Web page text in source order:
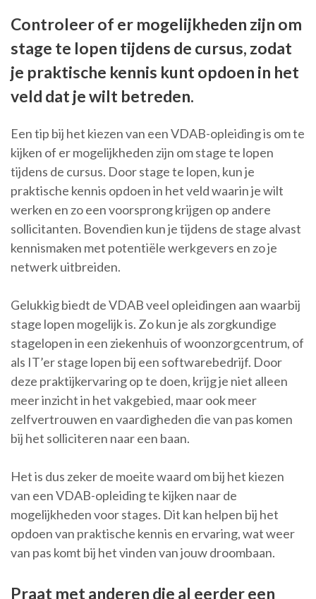
Controleer of er mogelijkheden zijn om
stage te lopen tijdens de cursus, zodat
je praktische kennis kunt opdoen in het
veld dat je wilt betreden.
Een tip bij het kiezen van een VDAB-opleiding is om te
kijken of er mogelijkheden zijn om stage te lopen
tijdens de cursus. Door stage te lopen, kun je
praktische kennis opdoen in het veld waarin je wilt
werken en zo een voorsprong krijgen op andere
sollicitanten. Bovendien kun je tijdens de stage alvast
kennismaken met potentiële werkgevers en zo je
netwerk uitbreiden.
Gelukkig biedt de VDAB veel opleidingen aan waarbij
stage lopen mogelijk is. Zo kun je als zorgkundige
stagelopen in een ziekenhuis of woonzorgcentrum, of
als IT’er stage lopen bij een softwarebedrijf. Door
deze praktijkervaring op te doen, krijg je niet alleen
meer inzicht in het vakgebied, maar ook meer
zelfvertrouwen en vaardigheden die van pas komen
bij het solliciteren naar een baan.
Het is dus zeker de moeite waard om bij het kiezen
van een VDAB-opleiding te kijken naar de
mogelijkheden voor stages. Dit kan helpen bij het
opdoen van praktische kennis en ervaring, wat weer
van pas komt bij het vinden van jouw droombaan.
Praat met anderen die al eerder een